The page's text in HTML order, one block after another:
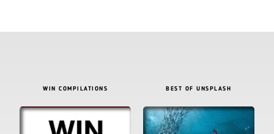
WIN COMPILATIONS BEST OF UNSPLASH